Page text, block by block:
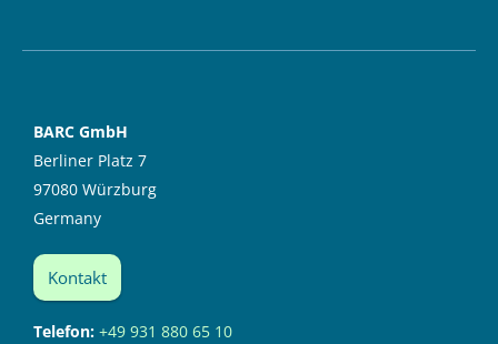
BARC GmbH
Berliner Platz 7
97080 Würzburg
Germany
Kontakt
Telefon: +49 931 880 65 10